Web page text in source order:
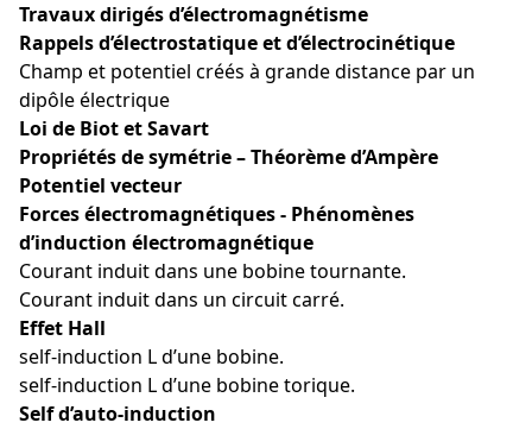
Travaux dirigés d’électromagnétisme
Rappels d’électrostatique et d’électrocinétique
Champ et potentiel créés à grande distance par un
dipôle électrique
Loi de Biot et Savart
Propriétés de symétrie – Théorème d’Ampère
Potentiel vecteur
Forces électromagnétiques - Phénomènes
d’induction électromagnétique
Courant induit dans une bobine tournante.
Courant induit dans un circuit carré.
Effet Hall
self-induction L d’une bobine.
self-induction L d’une bobine torique.
Self d’auto-induction